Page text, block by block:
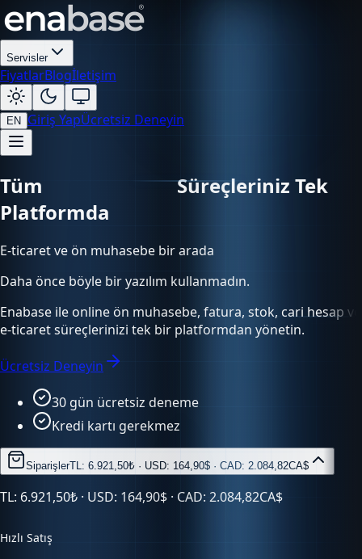
Servisler
FiyatlarBlogİletişim
EN Giriş YapÜcretsiz Deneyin
Tüm Süreçleriniz Tek Platformda
E-ticaret ve ön muhasebe bir arada
Daha önce böyle bir yazılım kullanmadın.
Enabase ile online ön muhasebe, fatura, stok, cari hesap ve
e-ticaret süreçlerinizi tek bir platformdan yönetin.
Ücretsiz Deneyin
30 gün ücretsiz deneme
Kredi kartı gerekmez
TL: 6.921,50₺ · USD: 164,90$ · CAD: 2.084,82CA$
Ara toplam